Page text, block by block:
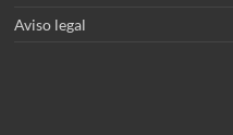
Aviso legal